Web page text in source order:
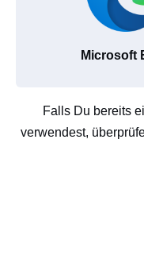
Microsoft
Falls Du bereits
verwendest,